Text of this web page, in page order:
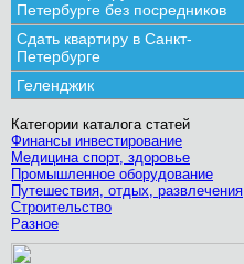
Петербурге без посредников
Сдать квартиру в Санкт-
Петербурге
Геленджик
Категории каталога статей
Финансы инвестирование
Медицина спорт, здоровье
Промышленное оборудование
Путешествия, отдых, развлечения
Строительство
Разное